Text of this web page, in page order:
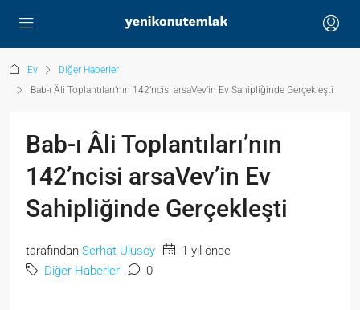
Ev
Diğer Haberler
Bab-ı Âli Toplantıları’nın 142’ncisi arsaVev’in Ev Sahipliğinde Gerçekleşti
Bab-ı Âli Toplantıları’nın
142’ncisi arsaVev’in Ev
Sahipliğinde Gerçekleşti
tarafından Serhat Ulusoy
1 yıl önce
Diğer Haberler
0